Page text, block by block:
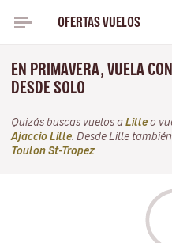
OFERTAS VUELOS
EN PRIMAVERA, VUELA
DESDE SOLO
Quizás buscas vuelos a Lille o
Ajaccio Lille . Desde Lille
Toulon St-Tropez